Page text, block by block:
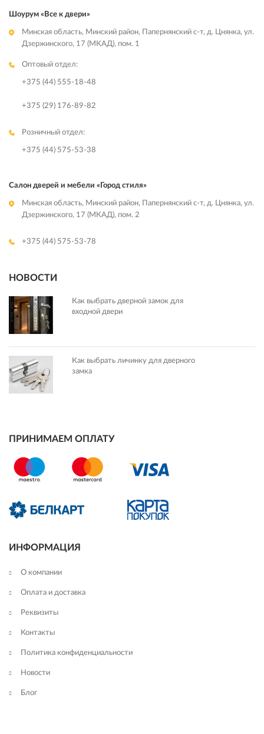
Шоурум «Все к двери»
Минская область, Минский район, Папернянский с-т, д. Цнянка, ул.
Дзержинского, 17 (МКАД), пом. 1
Оптовый отдел:
+375 (44) 555-18-48
+375 (29) 176-89-82
Розничный отдел:
+375 (44) 575-53-38
Салон дверей и мебели «Город стиля»
Минская область, Минский район, Папернянский с-т, д. Цнянка, ул.
Дзержинского, 17 (МКАД), пом. 2
+375 (44) 575-53-78
НОВОСТИ
Как выбрать дверной замок для
входной двери
Как выбрать личинку для дверного
замка
ПРИНИМАЕМ ОПЛАТУ
ИНФОРМАЦИЯ
О компании
Оплата и доставка
Реквизиты
Контакты
Политика конфиденциальности
Новости
Блог